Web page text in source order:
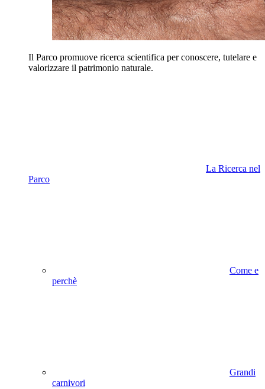
Il Parco promuove ricerca scientifica per conoscere, tutelare e
valorizzare il patrimonio naturale.
La Ricerca nel
Parco
Come e
perchè
Grandi
carnivori